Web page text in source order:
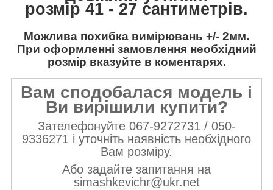
розмір 41 - 27 сантиметрів.
Можлива похибка вимірювань +/- 2мм.
При оформленні замовлення необхідний
розмір вказуйте в коментарях.
Вам сподобалася модель і
Ви вирішили купити?
Зателефонуйте 067-9272731 / 050-
9336271 і уточніть наявність необхідного
Вам розміру.
Або задайте запитання на
simashkevichr@ukr.net